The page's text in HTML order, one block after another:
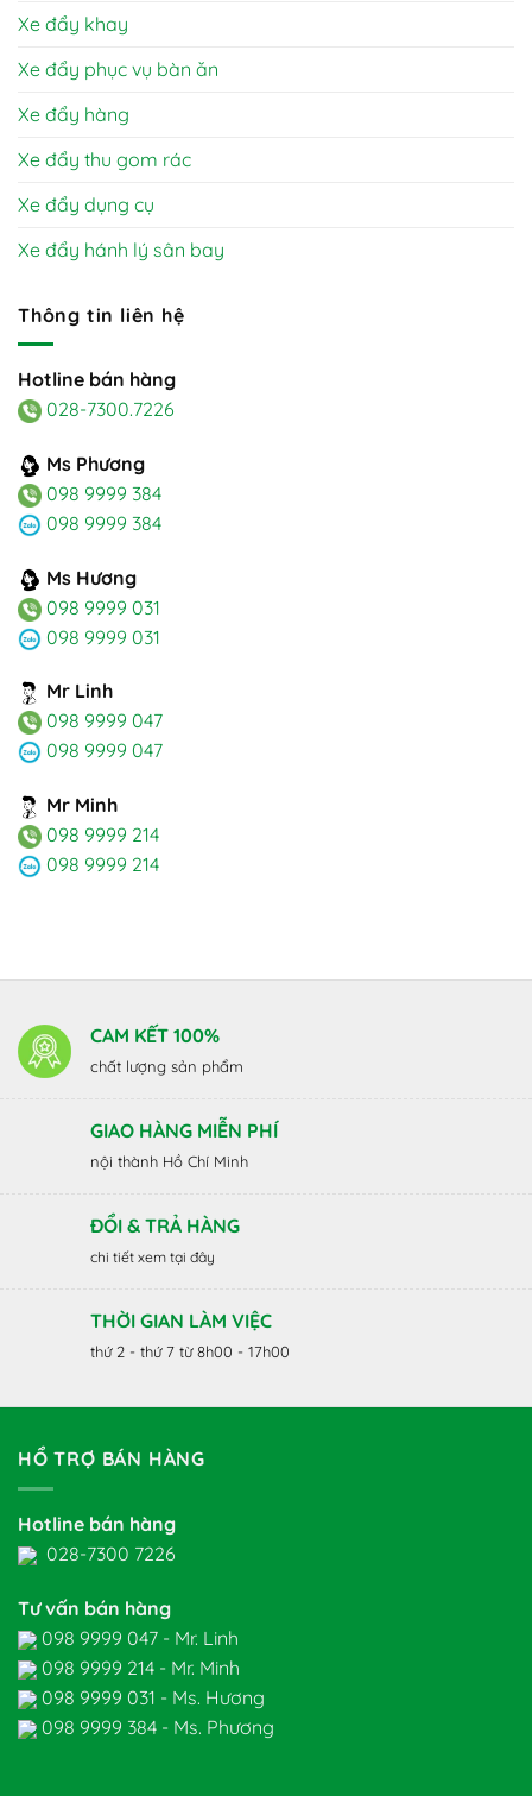
Xe đẩy khay
Xe đẩy phục vụ bàn ăn
Xe đẩy hàng
Xe đẩy thu gom rác
Xe đẩy dụng cụ
Xe đẩy hánh lý sân bay
Thông tin liên hệ
Hotline bán hàng
028-7300.7226
Ms Phương
098 9999 384
098 9999 384
Ms Hương
098 9999 031
098 9999 031
Mr Linh
098 9999 047
098 9999 047
Mr Minh
098 9999 214
098 9999 214
CAM KẾT 100%
chất lượng sản phẩm
GIAO HÀNG MIỄN PHÍ
nội thành Hồ Chí Minh
ĐỔI & TRẢ HÀNG
chi tiết xem tại đây
THỜI GIAN LÀM VIỆC
thứ 2 - thứ 7 từ 8h00 - 17h00
HỔ TRỢ BÁN HÀNG
Hotline bán hàng
028-7300 7226
Tư vấn bán hàng
098 9999 047 - Mr. Linh
098 9999 214 - Mr. Minh
098 9999 031 - Ms. Hương
098 9999 384 - Ms. Phương